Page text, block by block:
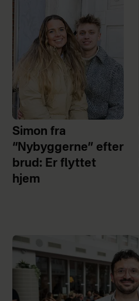
Simon fra
“Nybyggerne” efter
brud: Er flyttet
hjem